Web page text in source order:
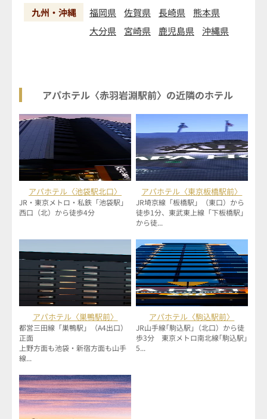
九州・沖縄
福岡県 佐賀県 長崎県
熊本県
大分県
宮崎県 鹿児島県 沖縄県
アパホテル〈赤羽岩淵駅前〉の近隣のホテル
アパホテル〈池袋駅北口〉
JR・東京メトロ・私鉄「池袋駅」
西口（北）から徒歩4分
アパホテル〈東京板橋駅前〉
JR埼京線「板橋駅」（東口）から
徒歩1分、東武東上線「下板橋駅」
から徒...
アパホテル〈巣鴨駅前〉
都営三田線「巣鴨駅」（A4出口）
正面
上野方面も池袋・新宿方面も山手
線...
アパホテル〈駒込駅前〉
JR山手線｢駒込駅｣（北口）から徒
歩3分 東京メトロ南北線｢駒込駅｣
5...